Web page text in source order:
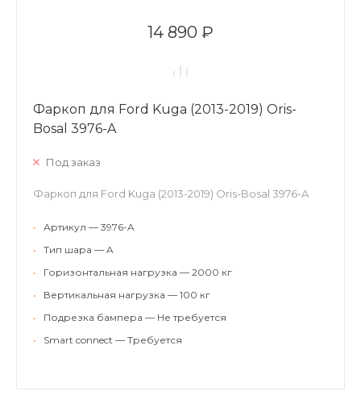
14 890 ₽
Фаркоп для Ford Kuga (2013-2019) Oris-
Bosal 3976-A
Под заказ
Фаркоп для Ford Kuga (2013-2019) Oris-Bosal 3976-A
•
Артикул — 3976-A
•
Тип шара — A
•
Горизонтальная нагрузка — 2000 кг
•
Вертикальная нагрузка — 100 кг
•
Подрезка бампера — Не требуется
•
Smart connect — Требуется